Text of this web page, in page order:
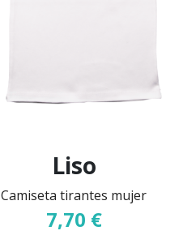
Liso
Camiseta tirantes mujer
7,70 €